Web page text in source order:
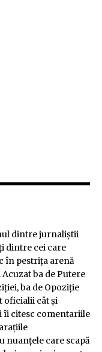
dintre jurnaliştii
dintre cei care
în pestriţa arenă
ba de Putere
ba de Opoziție
oficialii cât şi
citesc comentariile
nuanţele care scapă